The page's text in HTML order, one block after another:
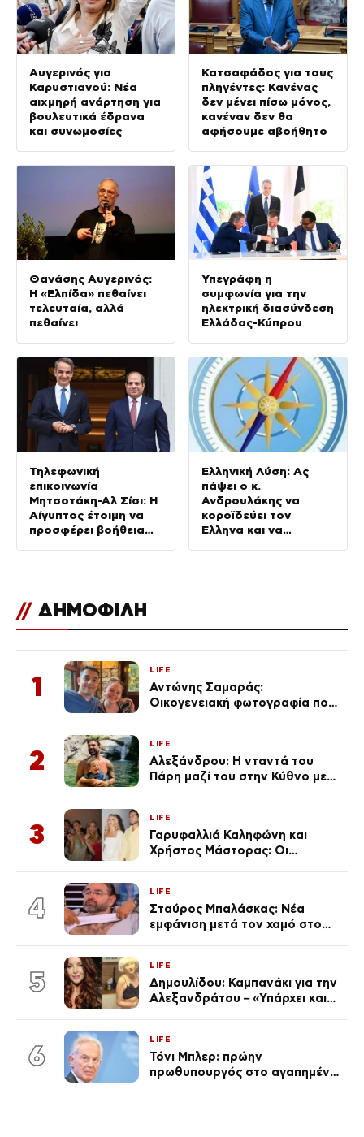
Αυγερινός για
Καρυστιανού: Νέα
αιχμηρή ανάρτηση για
βουλευτικά έδρανα
και συνωμοσίες
Κατσαφάδος για τους
πληγέντες: Κανένας
δεν μένει πίσω μόνος,
κανέναν δεν θα
αφήσουμε αβοήθητο
Θανάσης Αυγερινός:
Η «Ελπίδα» πεθαίνει
τελευταία, αλλά
πεθαίνει
Υπεγράφη η
συμφωνία για την
ηλεκτρική διασύνδεση
Ελλάδας-Κύπρου
Τηλεφωνική
επικοινωνία
Μητσοτάκη-Αλ Σίσι: Η
Αίγυπτος έτοιμη να
προσφέρει βοήθεια
Ελληνική Λύση: Ας
πάψει ο κ.
Ανδρουλάκης να
κοροϊδεύει τον
Έλληνα και να
// ΔΗΜΟΦΙΛΗ
1
LIFE
Αντώνης Σαμαράς:
Οικογενειακή φωτογραφία που
Λένας
2
LIFE
Αλεξάνδρου: Η νταντά του
Πάρη μαζί του στην Κύθνο με
3
LIFE
Γαρυφαλλιά Καληφώνη και
Χρήστος Μάστορας: Οι
απαρατήρητη
4
LIFE
Σταύρος Μπαλάσκας: Νέα
εμφάνιση μετά τον χαμό στο
5
LIFE
Δημουλίδου: Καμπανάκι για την
Αλεξανδράτου – «Υπάρχει και
6
LIFE
Τόνι Μπλερ: πρώην
πρωθυπουργός στο αγαπημένο